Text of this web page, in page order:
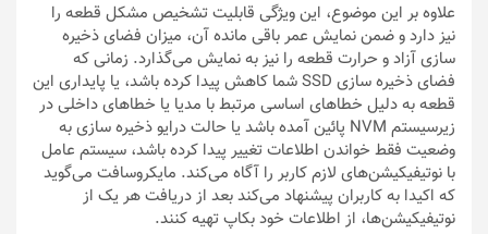
علاوه بر این موضوع، این ویژگی قابلیت تشخیص مشکل قطعه را
نیز دارد و ضمن نمایش عمر باقی مانده آن، میزان فضای ذخیره
سازی آزاد و حرارت قطعه را نیز به نمایش می‌گذارد. زمانی که
فضای ذخیره سازی SSD شما کاهش پیدا کرده باشد، یا پایداری این
قطعه به دلیل خطاهای اساسی مرتبط با مدیا یا خطاهای داخلی در
زیرسیستم NVM پائین آمده باشد یا حالت درایو ذخیره سازی به
وضعیت فقط خواندن اطلاعات تغییر پیدا کرده باشد، سیستم عامل
با نوتیفیکیشن‌های لازم کاربر را آگاه می‌کند. مایکروسافت می‌گوید
که اکیدا به کاربران پیشنهاد می‌کند بعد از دریافت هر یک از
نوتیفیکیشن‌ها، از اطلاعات خود بکاپ تهیه کنند.